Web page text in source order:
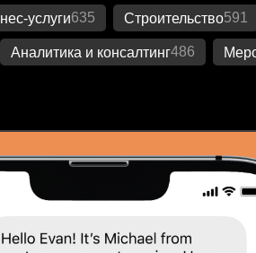
услуги635 Строительство591
Аналитика и консалтинг486